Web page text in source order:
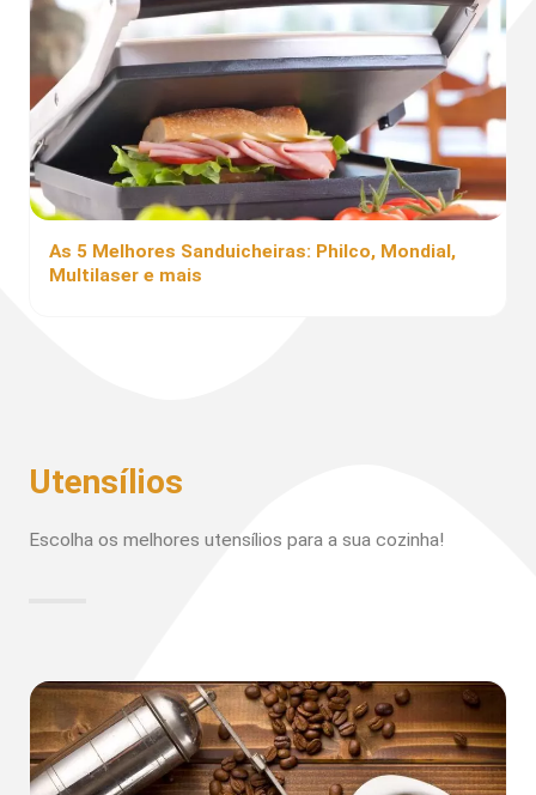
As 5 Melhores Sanduicheiras: Philco, Mondial,
Multilaser e mais
Utensílios
Escolha os melhores utensílios para a sua cozinha!